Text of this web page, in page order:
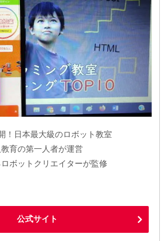
！日本最大級のロボット教室
育の第一人者が運営
ボットクリエイターが監修
公式サイト